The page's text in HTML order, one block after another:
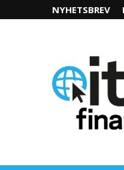
NYHETSBREV